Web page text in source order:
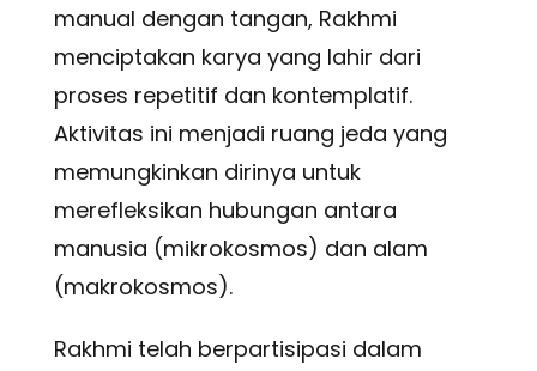
manual dengan tangan, Rakhmi
menciptakan karya yang lahir dari
proses repetitif dan kontemplatif.
Aktivitas ini menjadi ruang jeda yang
memungkinkan dirinya untuk
merefleksikan hubungan antara
manusia (mikrokosmos) dan alam
(makrokosmos).
Rakhmi telah berpartisipasi dalam